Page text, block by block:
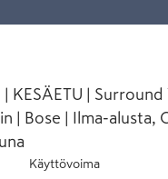
KESÄETU |
| Bose | Ilma-alusta,
Käyttövoima